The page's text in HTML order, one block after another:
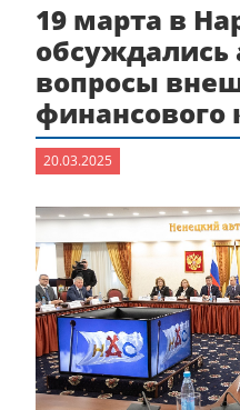
19 марта в
обсуждались
вопросы
финансового
20.03.2025